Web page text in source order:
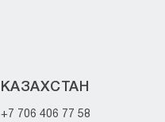
КАЗАХСТАН
+7 706 406 77 58